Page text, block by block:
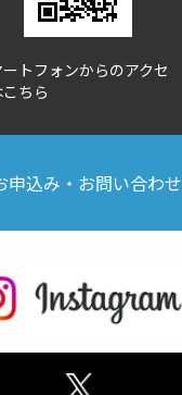
トフォンからのアクセ
ちら
申込み・お問い合わせ